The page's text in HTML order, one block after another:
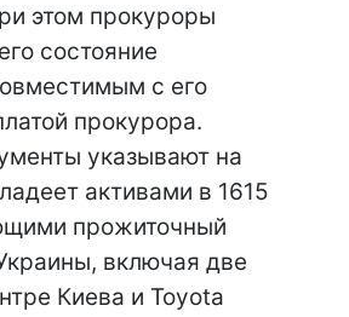
этом прокуроры
состояние
с его
прокурора.
указывают на
активами в 1615
прожиточный
включая две
Киева и Toyota